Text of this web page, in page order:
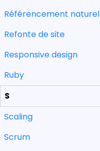
Référencement naturel
Refonte de site
Responsive design
Ruby
S
Scaling
Scrum